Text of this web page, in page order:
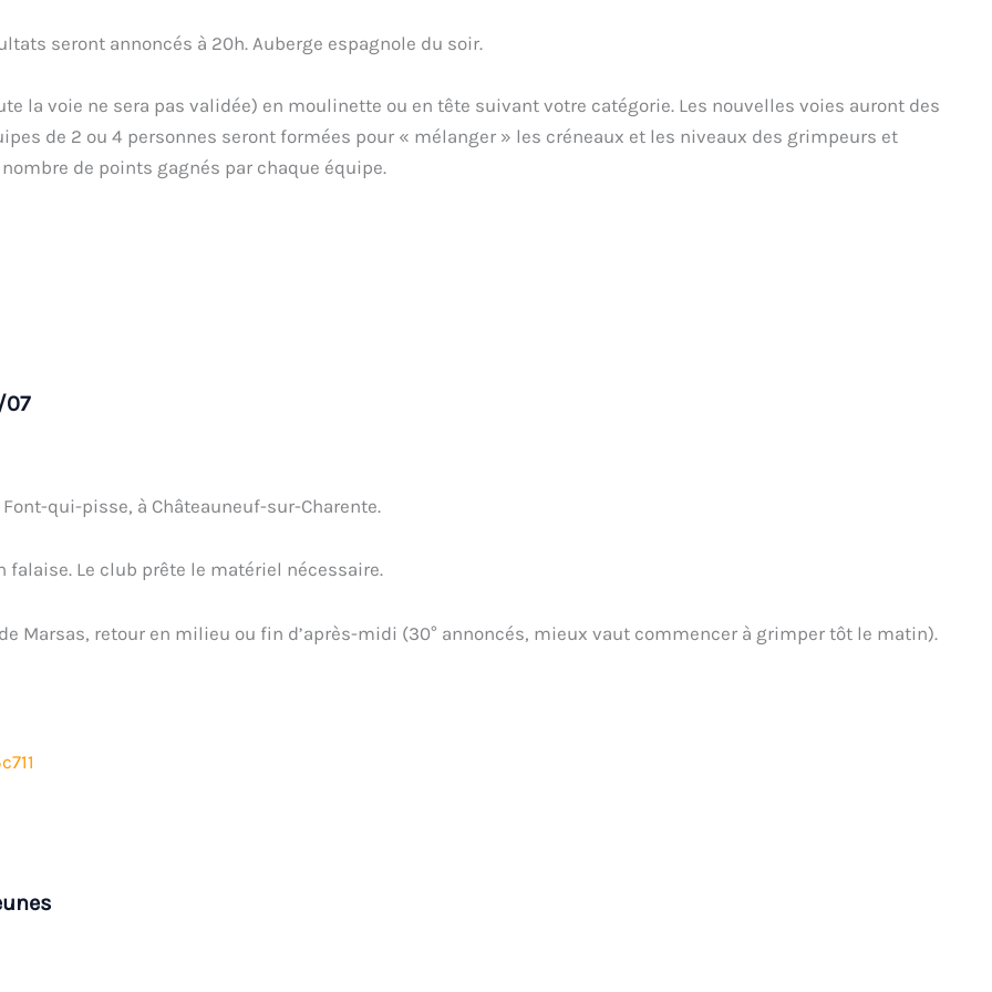
seront annoncés à 20h. Auberge espagnole du soir.
la voie ne sera pas validée) en moulinette ou en tête suivant votre catégorie. Les nouvelles voies auront des
de 2 ou 4 personnes seront formées pour « mélanger » les créneaux et les niveaux des grimpeurs et
de points gagnés par chaque équipe.
qui-pisse, à Châteauneuf-sur-Charente.
Le club prête le matériel nécessaire.
Marsas, retour en milieu ou fin d’après-midi (30° annoncés, mieux vaut commencer à grimper tôt le matin).